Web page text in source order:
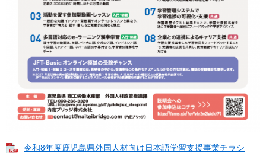
令和8年度鹿児島県外国人材向け日本語学習支援事業チラシ